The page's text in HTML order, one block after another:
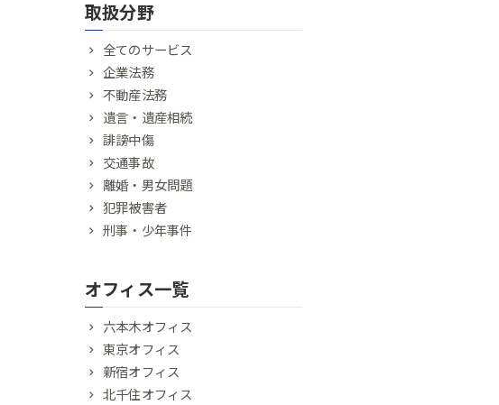
取扱分野
全てのサービス
企業法務
不動産法務
遺言・遺産相続
誹謗中傷
交通事故
離婚・男女問題
犯罪被害者
刑事・少年事件
オフィス一覧
六本木オフィス
東京オフィス
新宿オフィス
北千住オフィス